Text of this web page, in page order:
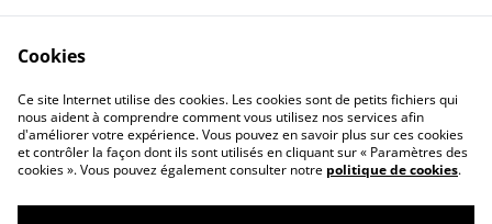
Contact Us
Legal Terms
Privacy Policy
Cookie Policy
Cookies
Ce site Internet utilise des cookies. Les cookies sont de petits fichiers qui
nous aident à comprendre comment vous utilisez nos services afin
d'améliorer votre expérience. Vous pouvez en savoir plus sur ces cookies
et contrôler la façon dont ils sont utilisés en cliquant sur « Paramètres des
cookies ». Vous pouvez également consulter notre politique de cookies.